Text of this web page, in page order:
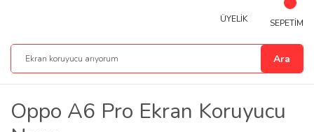
Ara
ÜYELİK SEPETİM
Oppo A6 Pro Ekran Koruyucu